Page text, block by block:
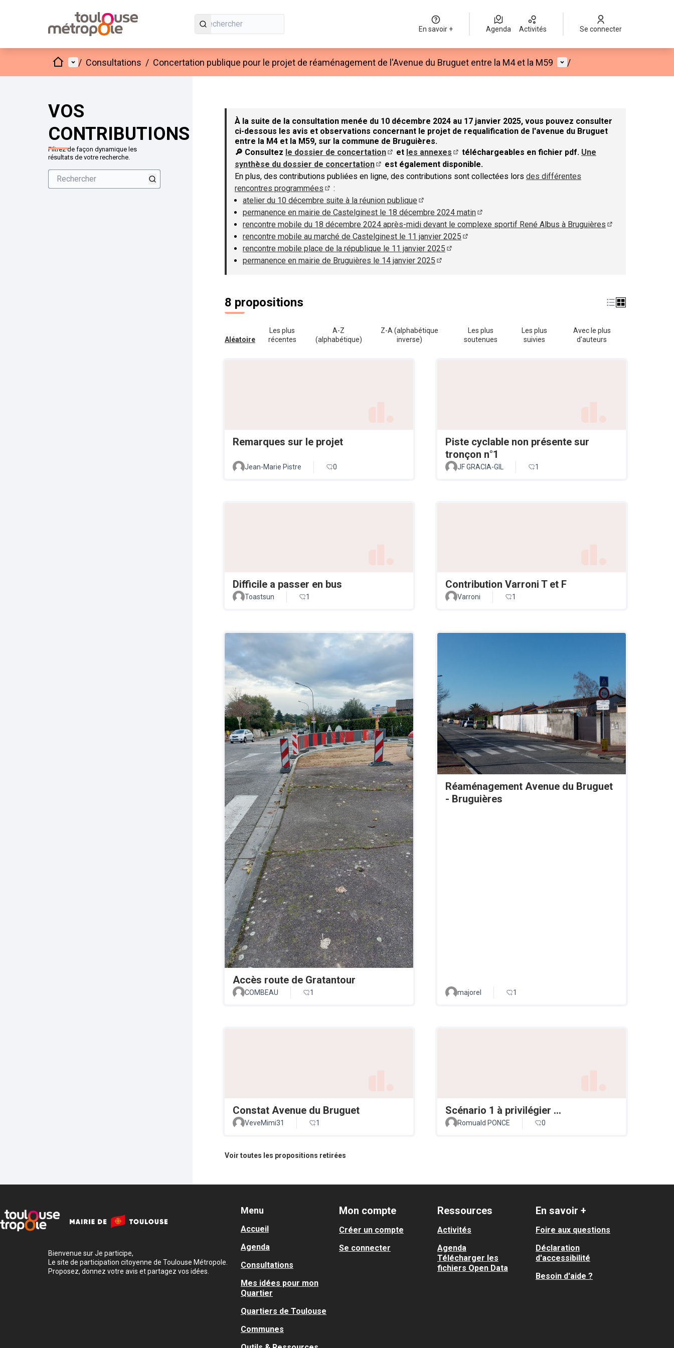
En savoir + Agenda Activités Se connecter
AccueilMenu principal
/ Consultations / Concertation publique pour le projet de réaménagement de l'Avenue du Bruguet entre la M4 et la M59 Menu utilisateur
/
VOS
CONTRIBUTIONS
Filtrez de façon dynamique les
résultats de votre recherche.
À la suite de la consultation menée du 10 décembre 2024 au 17 janvier 2025, vous pouvez consulter
ci-dessous les avis et observations concernant le projet de requalification de l'avenue du Bruguet
entre la M4 et la M59, sur la commune de Bruguières.
🔎 Consultez le dossier de concertation
(S'ouvre dans un nouvel onglet)
et les annexes
(S'ouvre dans un nouvel onglet)
téléchargeables en fichier pdf. Une
synthèse du dossier de concertation
(S'ouvre dans un nouvel onglet)
est également disponible.
En plus, des contributions publiées en ligne, des contributions sont collectées lors des différentes
rencontres programmées
(S'ouvre dans un nouvel onglet)
:
atelier du 10 décembre suite à la réunion publique
(S'ouvre dans un nouvel onglet)
permanence en mairie de Castelginest le 18 décembre 2024 matin
(S'ouvre dans un nouvel onglet)
rencontre mobile du 18 décembre 2024 après-midi devant le complexe sportif René Albus à Bruguières
rencontre mobile au marché de Castelginest le 11 janvier 2025
rencontre mobile place de la république le 11 janvier 2025
permanence en mairie de Bruguières le 14 janvier 2025
8 propositions
Aléatoire
Les plus
récentes
A-Z
(alphabétique)
Z-A (alphabétique
inverse)
Les plus
soutenues
Les plus
suivies
Avec le plus
d'auteurs
Remarques sur le projet
Jean-Marie Pistre 0
Piste cyclable non présente sur
tronçon n°1
JF GRACIA-GIL 1
Difficile a passer en bus
Toastsun 1
Contribution Varroni T et F
Varroni 1
Accès route de Gratantour
COMBEAU 1
Réaménagement Avenue du Bruguet
- Bruguières
majorel 1
Constat Avenue du Bruguet
VeveMimi31 1
Scénario 1 à privilégier ...
Romuald PONCE 0
Voir toutes les propositions retirées
Bienvenue sur Je participe,
Le site de participation citoyenne de Toulouse Métropole.
Proposez, donnez votre avis et partagez vos idées.
Menu
Accueil
Agenda
Consultations
Mes idées pour mon
Quartier
Quartiers de Toulouse
Communes
Mon compte
Créer un compte
Se connecter
Ressources
Activités
Agenda
Télécharger les
fichiers Open Data
En savoir +
Foire aux questions
Déclaration
d'accessibilité
Besoin d'aide ?